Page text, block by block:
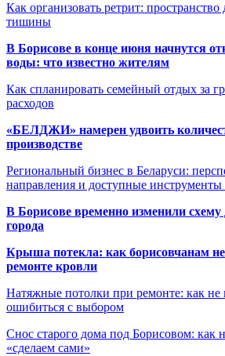
Как организовать ретрит:
тишины
В Борисове в конце июня начнутся
воды: что известно жителям
Как спланировать семейный отдых за
расходов
«БЕЛДЖИ» намерен удвоить
производстве
Региональный бизнес в Беларуси:
направления и доступные
В Борисове временно изменили
города
Крыша потекла: как борисовчанам не
ремонте кровли
Натяжные потолки при ремонте: как не
ошибиться с выбором
Снос старого дома под Борисовом: как
«сделаем сами»